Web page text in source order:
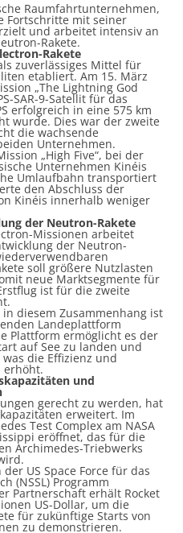
Raumfahrtunternehmen,
Fortschritte mit seiner
und arbeitet intensiv an
Rakete.
Rakete
zuverlässiges Mittel für
etabliert. Am 15. März
„The Lightning God
SAR-9-Satellit für das
erfolgreich in eine 575 km
wurde. Dies war der zweite
die wachsende
Unternehmen.
„High Five“, bei der
Unternehmen Kinéis
Umlaufbahn transportiert
den Abschluss der
Kinéis innerhalb weniger
der Neutron-Rakete
Missionen arbeitet
der Neutron-
soll größere Nutzlasten
neue Marktsegmente für
ist für die zweite
diesem Zusammenhang ist
Landeplattform
Plattform ermöglicht es der
auf See zu landen und
die Effizienz und
erhöht.
und
gerecht zu werden, hat
erweitert. Im
Test Complex am NASA
eröffnet, das für die
Archimedes-Triebwerks
US Space Force für das
(NSSL) Programm
Partnerschaft erhält Rocket
US-Dollar, um die
für zukünftige Starts von
zu demonstrieren.